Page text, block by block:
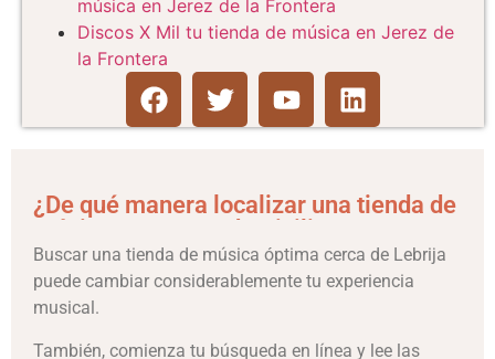
música en Jerez de la Frontera
Discos X Mil tu tienda de música en Jerez de
la Frontera
¿De qué manera localizar una tienda de
Buscar una tienda de música óptima cerca de Lebrija
puede cambiar considerablemente tu experiencia
musical.
También, comienza tu búsqueda en línea y lee las